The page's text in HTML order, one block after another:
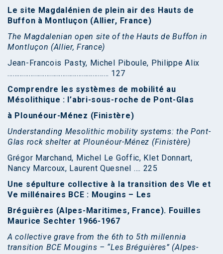
Le site Magdalénien de plein air des Hauts de
Buffon à Montluçon (Allier, France)
The Magdalenian open site of the Hauts de Buffon in
Montluçon (Allier, France)
Jean-Francois Pasty, Michel Piboule, Philippe Alix
………………………………………………… 127
Comprendre les systèmes de mobilité au
Mésolithique : l’abri-sous-roche de Pont-Glas
à Plounéour-Ménez (Finistère)
Understanding Mesolithic mobility systems: the Pont-
Glas rock shelter at Plounéour-Ménez (Finistère)
Grégor Marchand, Michel Le Goffic, Klet Donnart,
Nancy Marcoux, Laurent Quesnel …. 225
Une sépulture collective à la transition des VIe et
Ve millénaires BCE : Mougins – Les
Bréguières (Alpes-Maritimes, France). Fouilles
Maurice Sechter 1966-1967
A collective grave from the 6th to 5th millennia
transition BCE Mougins – “Les Bréguières” (Alpes-